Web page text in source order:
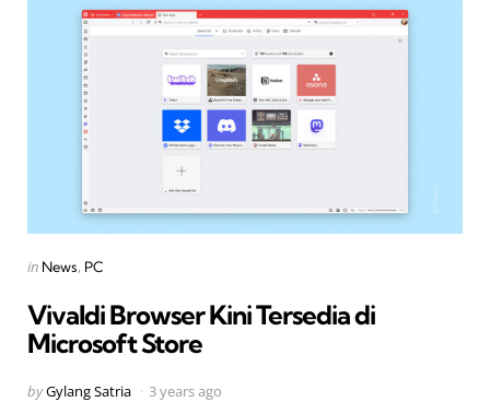
Categories
Posted
in News PC
Vivaldi Browser Kini Tersedia di
Microsoft Store
Posted
byGylang Satria 3 years ago